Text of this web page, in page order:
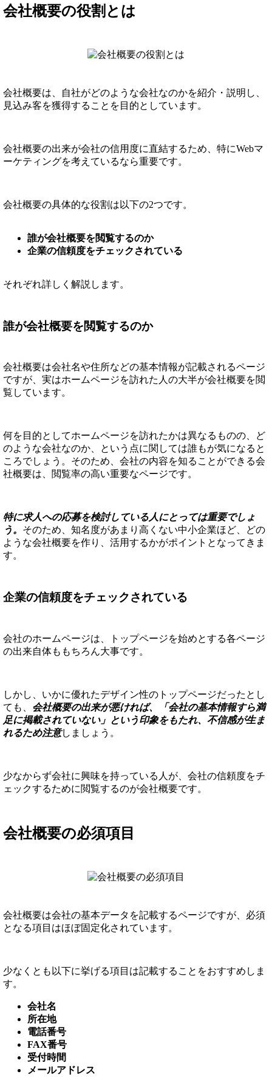
会社概要の役割とは
会社概要は、自社がどのような会社なのかを紹介・説明し、
見込み客を獲得することを目的としています。
会社概要の出来が会社の信用度に直結するため、特にWebマ
ーケティングを考えているなら重要です。
会社概要の具体的な役割は以下の2つです。
誰が会社概要を閲覧するのか
企業の信頼度をチェックされている
それぞれ詳しく解説します。
誰が会社概要を閲覧するのか
会社概要は会社名や住所などの基本情報が記載されるページ
ですが、実はホームページを訪れた人の大半が会社概要を閲
覧しています。
何を目的としてホームページを訪れたかは異なるものの、ど
のような会社なのか、という点に関しては誰もが気になると
ころでしょう。そのため、会社の内容を知ることができる会
社概要は、閲覧率の高い重要なページです。
特に求人への応募を検討している人にとっては重要でしょ
う。 そのため、知名度があまり高くない中小企業ほど、どの
ような会社概要を作り、活用するかがポイントとなってきま
す。
企業の信頼度をチェックされている
会社のホームページは、トップページを始めとする各ページ
の出来自体ももちろん大事です。
しかし、いかに優れたデザイン性のトップページだったとし
ても、 会社概要の出来が悪ければ、「会社の基本情報すら満
足に掲載されていない」という印象をもたれ、不信感が生ま
れるため注意しましょう。
少なからず会社に興味を持っている人が、会社の信頼度をチ
ェックするために閲覧するのが会社概要です。
会社概要の必須項目
会社概要は会社の基本データを記載するページですが、必須
となる項目はほぼ固定化されています。
少なくとも以下に挙げる項目は記載することをおすすめしま
す。
会社名
所在地
電話番号
FAX番号
受付時間
メールアドレス